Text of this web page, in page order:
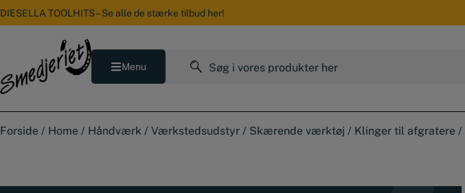
Hop
DIESELLA TOOLHITS – Se alle de stærke tilbud her!
Menu
Søg
efter:
Forside / Home / Håndværk / Værkstedsudstyr / Skærende værktøj / Klinger til afgratere /